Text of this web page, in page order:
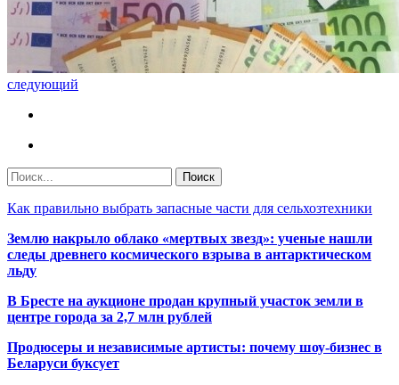
следующий
Как правильно выбрать запасные части для сельхозтехники
Землю накрыло облако «мертвых звезд»: ученые нашли
следы древнего космического взрыва в антарктическом
льду
В Бресте на аукционе продан крупный участок земли в
центре города за 2,7 млн рублей
Продюсеры и независимые артисты: почему шоу-бизнес в
Беларуси буксует